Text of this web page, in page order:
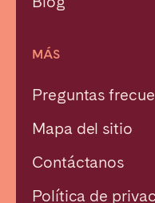
MÁS
Preguntas
Mapa del sitio
Contáctanos
Política de